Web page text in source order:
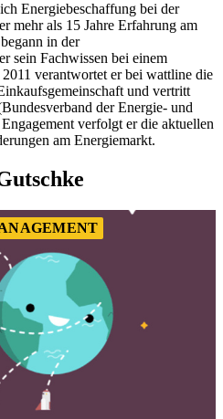
Energiebeschaffung bei der
mehr als 15 Jahre Erfahrung am
in der
sein Fachwissen bei einem
verantwortet er bei wattline die
und vertritt
der Energie- und
verfolgt er die aktuellen
am Energiemarkt.